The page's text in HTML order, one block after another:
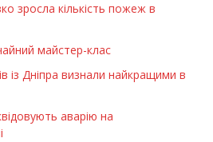
зросла кількість пожеж в
майстер-клас
із Дніпра визнали найкращими в
аварію на